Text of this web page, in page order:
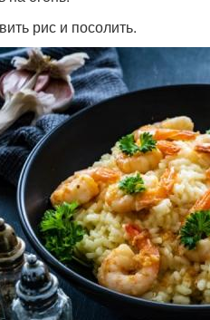
рис и посолить.